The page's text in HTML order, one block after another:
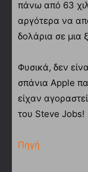
πάνω από 63
αργότερα να
δολάρια σε μια
Φυσικά, δεν
σπάνια Apple
είχαν
του Steve Jobs!
Πηγή